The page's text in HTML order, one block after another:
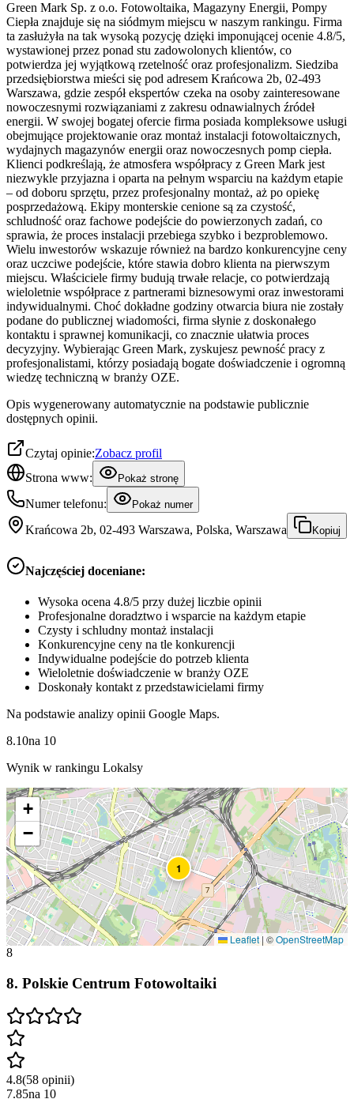
Green Mark Sp. z o.o. Fotowoltaika, Magazyny Energii, Pompy
Ciepła znajduje się na siódmym miejscu w naszym rankingu. Firma
ta zasłużyła na tak wysoką pozycję dzięki imponującej ocenie 4.8/5,
wystawionej przez ponad stu zadowolonych klientów, co
potwierdza jej wyjątkową rzetelność oraz profesjonalizm. Siedziba
przedsiębiorstwa mieści się pod adresem Krańcowa 2b, 02-493
Warszawa, gdzie zespół ekspertów czeka na osoby zainteresowane
nowoczesnymi rozwiązaniami z zakresu odnawialnych źródeł
energii. W swojej bogatej ofercie firma posiada kompleksowe usługi
obejmujące projektowanie oraz montaż instalacji fotowoltaicznych,
wydajnych magazynów energii oraz nowoczesnych pomp ciepła.
Klienci podkreślają, że atmosfera współpracy z Green Mark jest
niezwykle przyjazna i oparta na pełnym wsparciu na każdym etapie
– od doboru sprzętu, przez profesjonalny montaż, aż po opiekę
posprzedażową. Ekipy monterskie cenione są za czystość,
schludność oraz fachowe podejście do powierzonych zadań, co
sprawia, że proces instalacji przebiega szybko i bezproblemowo.
Wielu inwestorów wskazuje również na bardzo konkurencyjne ceny
oraz uczciwe podejście, które stawia dobro klienta na pierwszym
miejscu. Właściciele firmy budują trwałe relacje, co potwierdzają
wieloletnie współprace z partnerami biznesowymi oraz inwestorami
indywidualnymi. Choć dokładne godziny otwarcia biura nie zostały
podane do publicznej wiadomości, firma słynie z doskonałego
kontaktu i sprawnej komunikacji, co znacznie ułatwia proces
decyzyjny. Wybierając Green Mark, zyskujesz pewność pracy z
profesjonalistami, którzy posiadają bogate doświadczenie i ogromną
wiedzę techniczną w branży OZE.
Opis wygenerowany automatycznie na podstawie publicznie
dostępnych opinii.
Czytaj opinie:Zobacz profil
Strona www:
Pokaż stronę
Numer telefonu: Pokaż numer
Krańcowa 2b, 02-493 Warszawa, Polska, Warszawa Kopiuj
Najczęściej doceniane:
Wysoka ocena 4.8/5 przy dużej liczbie opinii
Profesjonalne doradztwo i wsparcie na każdym etapie
Czysty i schludny montaż instalacji
Konkurencyjne ceny na tle konkurencji
Indywidualne podejście do potrzeb klienta
Wieloletnie doświadczenie w branży OZE
Doskonały kontakt z przedstawicielami firmy
Na podstawie analizy opinii Google Maps.
8.10na 10
Wynik w rankingu Lokalsy
1
+
−
Leaflet | ©OpenStreetMap
8
8. Polskie Centrum Fotowoltaiki
4.8(58 opinii)
7.85na 10